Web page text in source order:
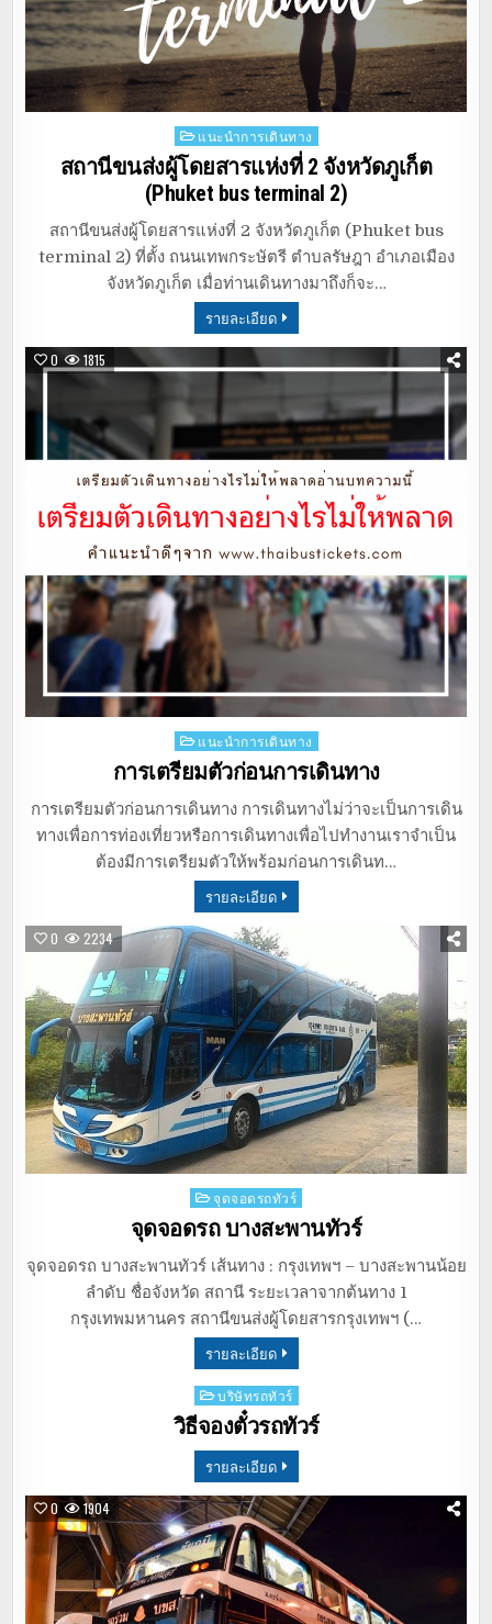
Posted
in
แนะนำการเดินทาง
สถานีขนส่งผู้โดยสารแห่งที่ 2 จังหวัดภูเก็ต
(Phuket bus terminal 2)
สถานีขนส่งผู้โดยสารแห่งที่ 2 จังหวัดภูเก็ต (Phuket bus
terminal 2) ที่ตั้ง ถนนเทพกระษัตรี ตำบลรัษฎา อำเภอเมือง
จังหวัดภูเก็ต เมื่อท่านเดินทางมาถึงก็จะ…
รายละเอียด
0 1815
Posted
in
แนะนำการเดินทาง
การเตรียมตัวก่อนการเดินทาง
การเตรียมตัวก่อนการเดินทาง การเดินทางไม่ว่าจะเป็นการเดิน
ทางเพื่อการท่องเที่ยวหรือการเดินทางเพื่อไปทำงานเราจำเป็น
ต้องมีการเตรียมตัวให้พร้อมก่อนการเดินท…
รายละเอียด
0 2234
Posted
in
จุดจอดรถทัวร์
จุดจอดรถ บางสะพานทัวร์
จุดจอดรถ บางสะพานทัวร์ เส้นทาง : กรุงเทพฯ – บางสะพานน้อย
ลำดับ ชื่อจังหวัด สถานี ระยะเวลาจากต้นทาง 1
กรุงเทพมหานคร สถานีขนส่งผู้โดยสารกรุงเทพฯ (…
รายละเอียด
Posted
in
บริษัทรถทัวร์
วิธีจองตั๋วรถทัวร์
รายละเอียด
0 1904